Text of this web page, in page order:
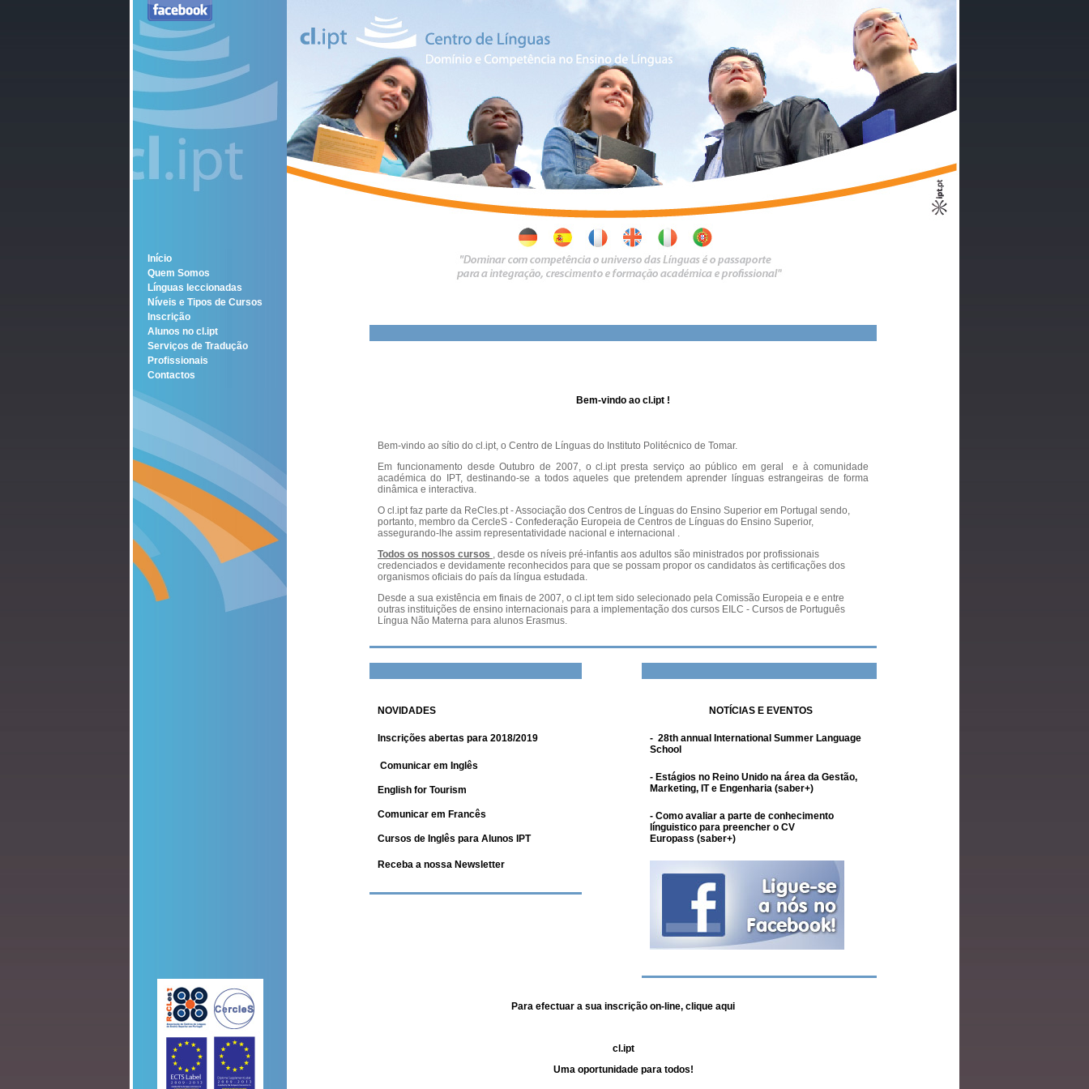
Início
Quem Somos
Línguas leccionadas
Níveis e Tipos de Cursos
Inscrição
Alunos no cl.ipt
Serviços de Tradução
Profissionais
Contactos
Bem-vindo ao cl.ipt !
Bem-vindo ao sítio do cl.ipt, o Centro de Línguas do Instituto Politécnico de Tomar.
Em funcionamento desde Outubro de 2007, o cl.ipt presta serviço ao público em geral e à comunidade
académica do IPT, destinando-se a todos aqueles que pretendem aprender línguas estrangeiras de forma
dinâmica e interactiva.
O cl.ipt faz parte da ReCles.pt - Associação dos Centros de Línguas do Ensino Superior em Portugal sendo,
portanto, membro da CercleS - Confederação Europeia de Centros de Línguas do Ensino Superior,
assegurando-lhe assim representatividade nacional e internacional .
Todos os nossos cursos , desde os níveis pré-infantis aos adultos são ministrados por profissionais
credenciados e devidamente reconhecidos para que se possam propor os candidatos às certificações dos
organismos oficiais do país da língua estudada.
Desde a sua existência em finais de 2007, o cl.ipt tem sido selecionado pela Comissão Europeia e e entre
outras instituições de ensino internacionais para a implementação dos cursos EILC - Cursos de Português
Língua Não Materna para alunos Erasmus.
NOVIDADES
Inscrições abertas para 2018/2019
Comunicar em Inglês
English for Tourism
Comunicar em Francês
Cursos de Inglês para Alunos IPT
Receba a nossa Newsletter
NOTÍCIAS E EVENTOS
- 28th annual International Summer Language
School
- Estágios no Reino Unido na área da Gestão,
Marketing, IT e Engenharia (saber+)
- Como avaliar a parte de conhecimento
línguistico para preencher o CV
Europass (saber+)
Para efectuar a sua inscrição on-line, clique aqui
cl.ipt
Uma oportunidade para todos!